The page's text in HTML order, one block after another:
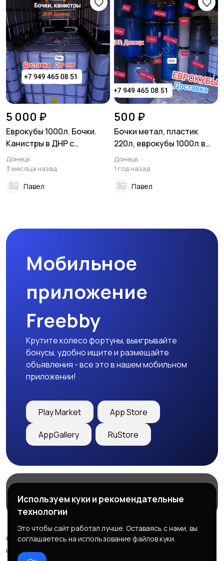
5 000 ₽
Еврокубы 1000л. Бочки.
Канистры в ДНР с
доставкой по низким
ценам
Донецк
3 месяца назад
Павел
500 ₽
Бочки метал, пластик
220л, еврокубы 1000л.в
ДНР, Донецк
Донецк
1 год назад
Павел
Мобильное
приложение
Freebby
Крутите колесо фортуны, выигрывайте
бонусы, удобно ищите и размещайте
объявления - все это в нашем мобильном
приложении!
Play Market App Store
AppGallery RuStore
Служба поддержки
© 2026 Freebby - Сервис бесплатных объявлений ДНР
и ЛНР
Используем куки и рекомендательные
технологии
Это чтобы сайт работал лучше. Оставаясь с нами, вы
соглашаетесь на использование файлов куки.